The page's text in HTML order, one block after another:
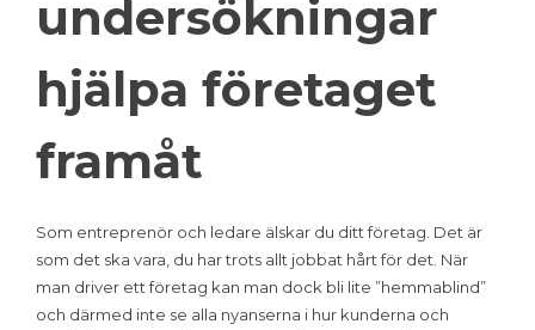
undersökningar
hjälpa företaget
framåt
Som entreprenör och ledare älskar du ditt företag. Det är
som det ska vara, du har trots allt jobbat hårt för det. När
man driver ett företag kan man dock bli lite ”hemmablind”
och därmed inte se alla nyanserna i hur kunderna och